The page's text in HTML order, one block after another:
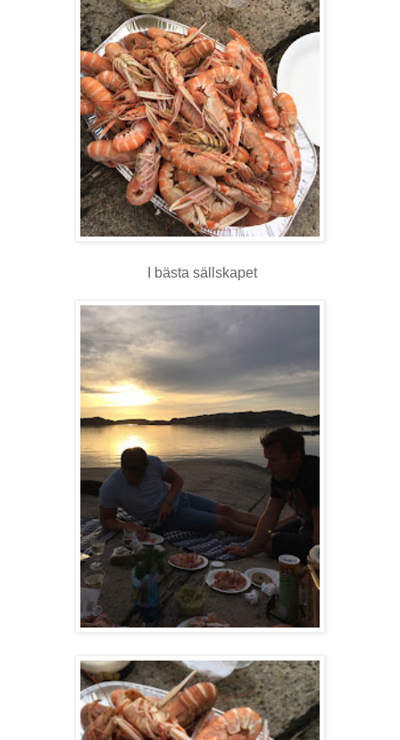
I bästa sällskapet